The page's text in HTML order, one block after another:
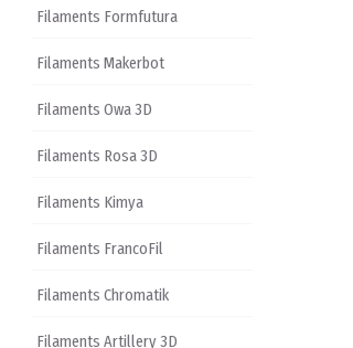
Filaments Formfutura
Filaments Makerbot
Filaments Owa 3D
Filaments Rosa 3D
Filaments Kimya
Filaments FrancoFil
Filaments Chromatik
Filaments Artillery 3D